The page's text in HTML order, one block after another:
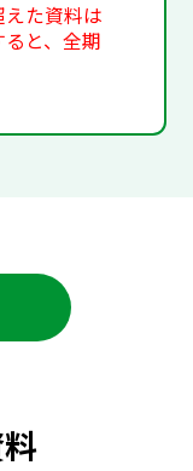
た資料は
ると、全期